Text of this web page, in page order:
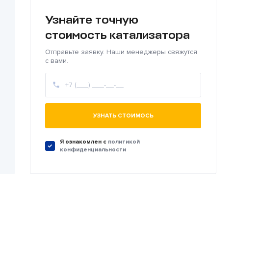
Узнайте точную
стоимость катализатора
Отправьте заявку. Наши менеджеры свяжутся
с вами.
УЗНАТЬ СТОИМОСЬ
Я ознакомлен c политикой
конфиденциальности